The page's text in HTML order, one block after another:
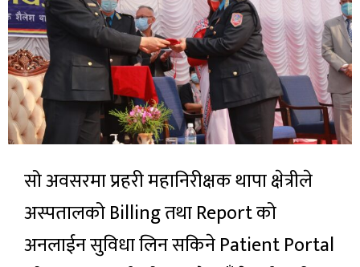
सो अवसरमा प्रहरी महानिरीक्षक थापा क्षेत्रीले
अस्पतालको Billing तथा Report को
अनलाईन सुविधा लिन सकिने Patient Portal